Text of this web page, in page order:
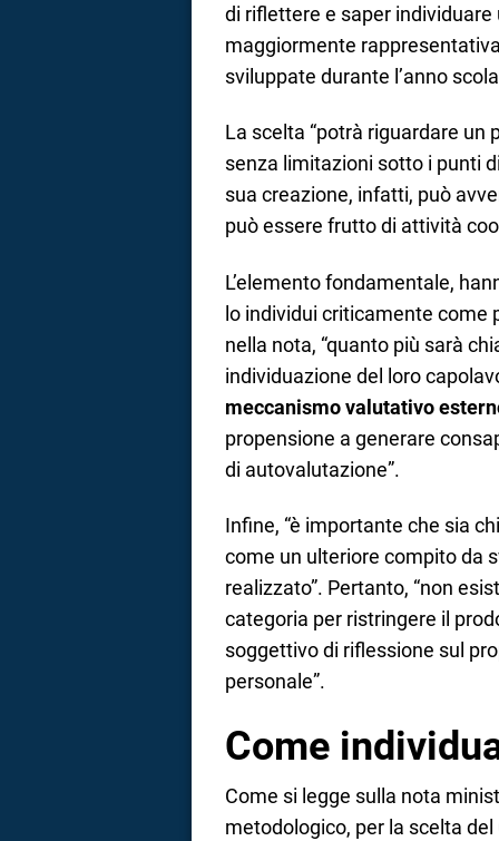
di riflettere e saper
maggiormente
sviluppate durante l’anno
La scelta “potrà riguardare
senza limitazioni sotto i punti
sua creazione, infatti, può
può essere frutto di attività
L’elemento fondamentale,
lo individui criticamente come
nella nota, “quanto più sarà
individuazione del loro
meccanismo valutativo
propensione a generare
di autovalutazione”.
Infine, “è importante che sia
come un ulteriore compito da
realizzato”. Pertanto, “non
categoria per ristringere il
soggettivo di riflessione sul
personale”.
Come
Come si legge sulla nota
metodologico, per la scelta